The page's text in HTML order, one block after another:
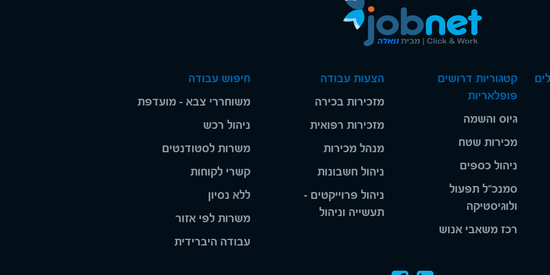
קטגוריות דרושים
פופלאריות
גיוס והשמה
מכירות שטח
ניהול כספים
סמנכ"ל תפעול
ולוגיסטיקה
רכז משאבי אנוש
הצעות עבודה
מזכירות בכירה
מזכירות רפואית
מנהל מכירות
ניהול חשבונות
ניהול פרוייקטים -
תעשייה וניהול
חיפוש עבודה
משוחררי צבא - מועדפת
ניהול רכש
משרות לסטודנטים
קשרי לקוחות
ללא נסיון
משרות לפי אזור
עבודה היברידית